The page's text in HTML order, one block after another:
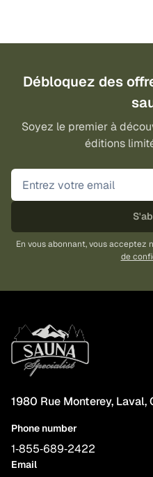
Débloquez des
Soyez le premier à
éditions
En vous abonnant, vous acceptez
de
1980 Rue Monterey, Laval,
Phone number
1‑855‑689‑2422
Email